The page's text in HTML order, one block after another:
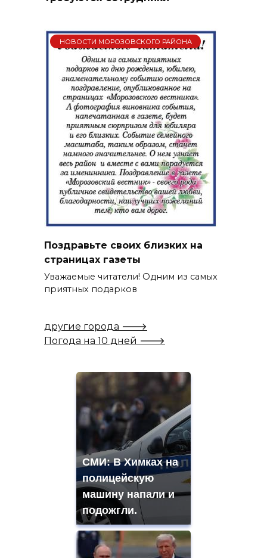
НОВОСТИ МОРОЗОВСКОГО РАЙОНА
Поздравьте своих близких на
страницах газеты
Уважаемые читатели! Одним из самых
приятных подарков
другие города 🡒
Погода на 10 дней 🡒
СМИ: В Химках на
полицейскую
машину напали и
подожгли.